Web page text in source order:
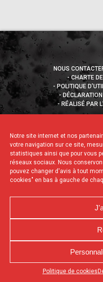
Notre site internet et nos
votre navigation sur ce site,
statistiques ainsi que pour vous
réseaux sociaux. Nous
pouvez changer d'avis à tout
cookies" en bas à gauche de
Politique de cookies
Appuyez sur le bouton partager
NOUS
CHARTE
POLITIQUE
RÉALISÉ PAR